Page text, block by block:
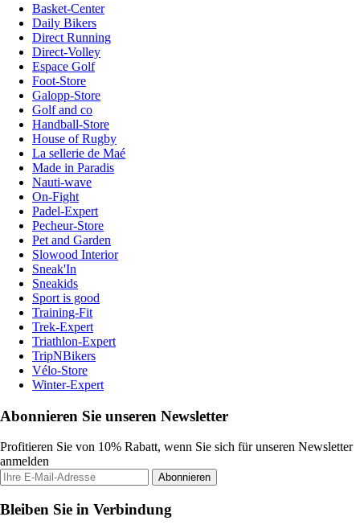
Basket-Center
Daily Bikers
Direct Running
Direct-Volley
Espace Golf
Foot-Store
Galopp-Store
Golf and co
Handball-Store
House of Rugby
La sellerie de Maé
Made in Paradis
Nauti-wave
On-Fight
Padel-Expert
Pecheur-Store
Pet and Garden
Slowood Interior
Sneak'In
Sneakids
Sport is good
Training-Fit
Trek-Expert
Triathlon-Expert
TripNBikers
Vélo-Store
Winter-Expert
Abonnieren Sie unseren Newsletter
Profitieren Sie von 10% Rabatt, wenn Sie sich für unseren Newsletter
anmelden
Abonnieren
Bleiben Sie in Verbindung